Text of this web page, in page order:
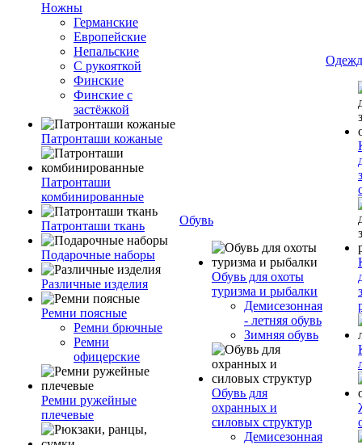
Ножны
Германские
Европейские
Непальские
С рукояткой
Финские
Финские с
застёжкой
Патронташи кожаные
Патронташи
комбинированные
Патронташи ткань
Подарочные наборы
Различные изделия
Ремни поясные
Ремни брючные
Ремни
офицерские
Ремни ружейные
плечевые
Обувь
Обувь для охоты
туризма и рыбалки
Демисезонная
- летняя обувь
Зимняя обувь
Обувь для
охранных и
силовых структур
Демисезонная